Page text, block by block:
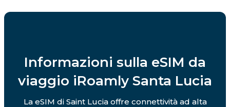
Informazioni sulla eSIM da
viaggio iRoamly Santa Lucia
La eSIM di Saint Lucia offre connettività ad alta